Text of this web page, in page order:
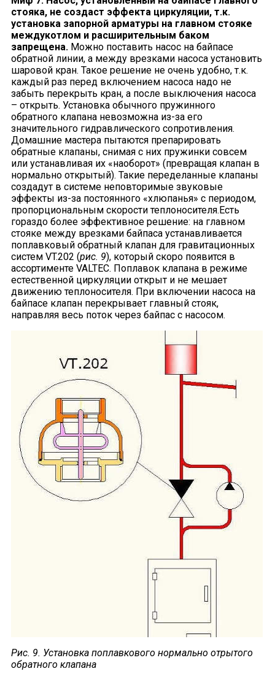
стояка, не создаст эффекта циркуляции, т.к.
установка запорной арматуры на главном стояке
междукотлом и расширительным баком
запрещена.Можно поставить насос на байпасе
обратной линии, а между врезками насоса установить
шаровой кран. Такое решение не очень удобно, т.к.
каждый раз перед включением насоса надо не
забыть перекрыть кран, а после выключения насоса
– открыть. Установка обычного пружинного
обратного клапана невозможна из-за его
значительного гидравлического сопротивления.
Домашние мастера пытаются препарировать
обратные клапаны, снимая с них пружинки совсем
или устанавливая их «наоборот» (превращая клапан в
нормально открытый). Такие переделанные клапаны
создадут в системе неповторимые звуковые
эффекты из-за постоянного «хлюпанья» с периодом,
пропорциональным скорости теплоносителя.Есть
гораздо более эффективное решение: на главном
стояке между врезками байпаса устанавливается
поплавковый обратный клапан для гравитационных
систем VT.202 (рис. 9), который скоро появится в
ассортименте VALTEC. Поплавок клапана в режиме
естественной циркуляции открыт и не мешает
движению теплоносителя. При включении насоса на
байпасе клапан перекрывает главный стояк,
направляя весь поток через байпас с насосом.
Рис. 9. Установка поплавкового нормально отрытого
обратного клапана